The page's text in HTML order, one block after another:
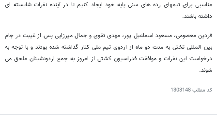
مناسبی برای تیمهای رده های سنی پایه خود ایجاد کنیم تا در آینده نفرات شایسته ای
داشته باشند.
فردین معصومی، مسعود اسماعیل پور، مهدی تقوی و جمال میرزایی پس از غیبت در جام
بین المللی تختی به مدت دو ماه از اردوی تیم ملی کنار گذاشته شده بودند و با توجه به
درخواست این نفرات و موافقت فدراسیون کشتی از امروز به جمع اردونشینان ملحق می
شوند.
کد مطلب1303148